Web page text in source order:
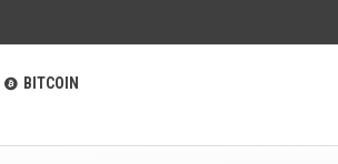
BITCOIN